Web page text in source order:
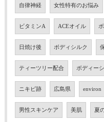
自律神経 女性特有のお悩み
ビタミンA ACEオイル
日焼け後 ボディシルク
ティーツリー配合 ボディー
ニキビ跡 広島県 environ
男性スキンケア 美肌 夏